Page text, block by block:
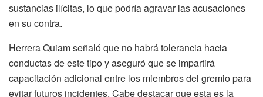
sustancias ilícitas, lo que podría agravar las acusaciones
en su contra.
Herrera Quiam señaló que no habrá tolerancia hacia
conductas de este tipo y aseguró que se impartirá
capacitación adicional entre los miembros del gremio para
evitar futuros incidentes. Cabe destacar que esta es la